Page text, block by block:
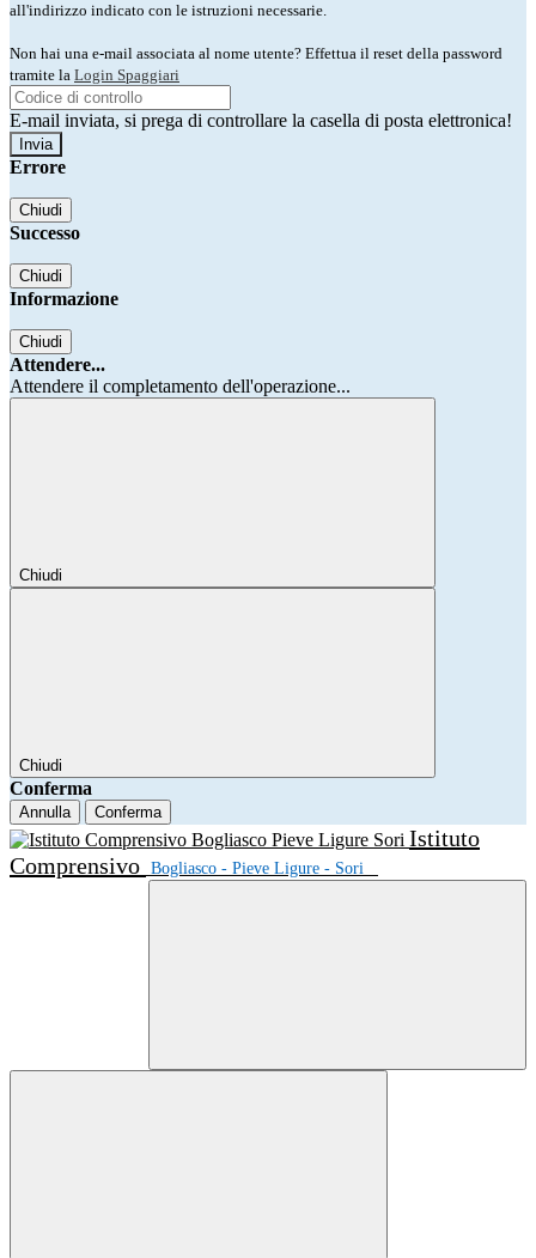
all'indirizzo indicato con le istruzioni necessarie.
Non hai una e-mail associata al nome utente? Effettua il reset della password
tramite la Login Spaggiari
E-mail inviata, si prega di controllare la casella di posta elettronica!
Errore
Chiudi
Successo
Chiudi
Informazione
Chiudi
Attendere...
Attendere il completamento dell'operazione...
Chiudi
Chiudi
Conferma
Annulla Conferma
Istituto
Comprensivo Bogliasco - Pieve Ligure - Sori